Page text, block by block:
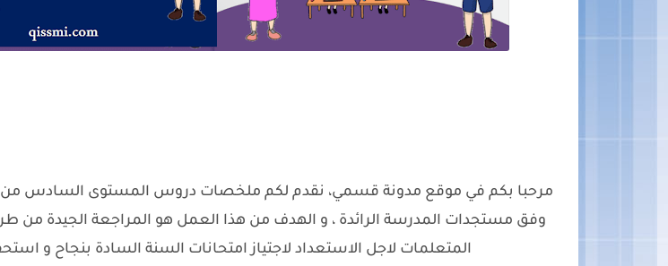
مرحبا بكم في موقع مدونة قسمي، نقدم لكم ملخصات دروس المستوى السادس من
وفق مستجدات المدرسة الرائدة ، و الهدف من هذا العمل هو المراجعة الجيدة من
المتعلمات لاجل الاستعداد لاجتياز امتحانات السنة السادة بنجاح و